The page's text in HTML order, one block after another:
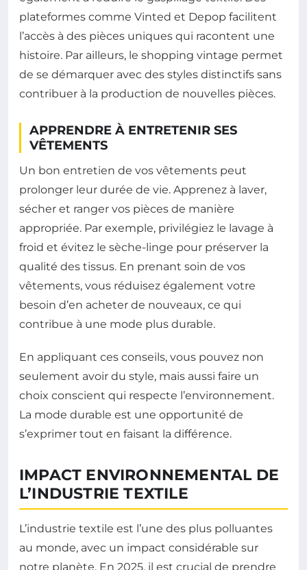
plateformes comme Vinted et Depop facilitent
l’accès à des pièces uniques qui racontent une
histoire. Par ailleurs, le shopping vintage permet
de se démarquer avec des styles distinctifs sans
contribuer à la production de nouvelles pièces.
APPRENDRE À ENTRETENIR SES
VÊTEMENTS
Un bon entretien de vos vêtements peut
prolonger leur durée de vie. Apprenez à laver,
sécher et ranger vos pièces de manière
appropriée. Par exemple, privilégiez le lavage à
froid et évitez le sèche-linge pour préserver la
qualité des tissus. En prenant soin de vos
vêtements, vous réduisez également votre
besoin d’en acheter de nouveaux, ce qui
contribue à une mode plus durable.
En appliquant ces conseils, vous pouvez non
seulement avoir du style, mais aussi faire un
choix conscient qui respecte l’environnement.
La mode durable est une opportunité de
s’exprimer tout en faisant la différence.
IMPACT ENVIRONNEMENTAL DE
L’INDUSTRIE TEXTILE
L’industrie textile est l’une des plus polluantes
au monde, avec un impact considérable sur
notre planète. En 2025, il est crucial de prendre